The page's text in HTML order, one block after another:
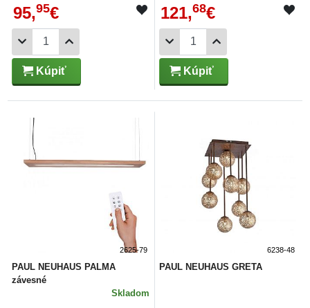
95,95€
Kúpiť
121,68€
Kúpiť
2625-79
PAUL NEUHAUS PALMA
závesné
Skladom
6238-48
PAUL NEUHAUS GRETA